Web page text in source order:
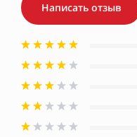
Написать отзыв